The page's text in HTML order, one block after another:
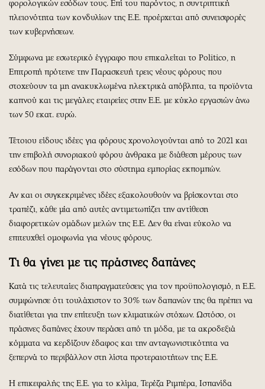
φορολογικών εσόδων τους. Επί του παρόντος, η συντριπτική
πλειονότητα των κονδυλίων της Ε.Ε. προέρχεται από συνεισφορές
των κυβερνήσεων.
Σύμφωνα με εσωτερικό έγγραφο που επικαλείται το Politico, η
Επιτροπή πρότεινε την Παρασκευή τρεις νέους φόρους που
στοχεύουν τα μη ανακυκλωμένα ηλεκτρικά απόβλητα, τα προϊόντα
καπνού και τις μεγάλες εταιρείες στην Ε.Ε. με κύκλο εργασιών άνω
των 50 εκατ. ευρώ.
Τέτοιου είδους ιδέες για φόρους χρονολογούνται από το 2021 και
την επιβολή συνοριακού φόρου άνθρακα με διάθεση μέρους των
εσόδων που παράγονται στο σύστημα εμπορίας εκπομπών.
Αν και οι συγκεκριμένες ιδέες εξακολουθούν να βρίσκονται στο
τραπέζι, κάθε μία από αυτές αντιμετωπίζει την αντίθεση
διαφορετικών ομάδων μελών της Ε.Ε. Δεν θα είναι εύκολο να
επιτευχθεί ομοφωνία για νέους φόρους.
Τι θα γίνει με τις πράσινες δαπάνες
Κατά τις τελευταίες διαπραγματεύσεις για τον προϋπολογισμό, η Ε.Ε.
συμφώνησε ότι τουλάχιστον το 30% των δαπανών της θα πρέπει να
διατίθεται για την επίτευξη των κλιματικών στόχων. Ωστόσο, οι
πράσινες δαπάνες έχουν περάσει από τη μόδα, με τα ακροδεξιά
κόμματα να κερδίζουν έδαφος και την ανταγωνιστικότητα να
ξεπερνά το περιβάλλον στη λίστα προτεραιοτήτων της Ε.Ε.
Η επικεφαλής της Ε.Ε. για το κλίμα, Τερέζα Ριμπέρα, Ισπανίδα